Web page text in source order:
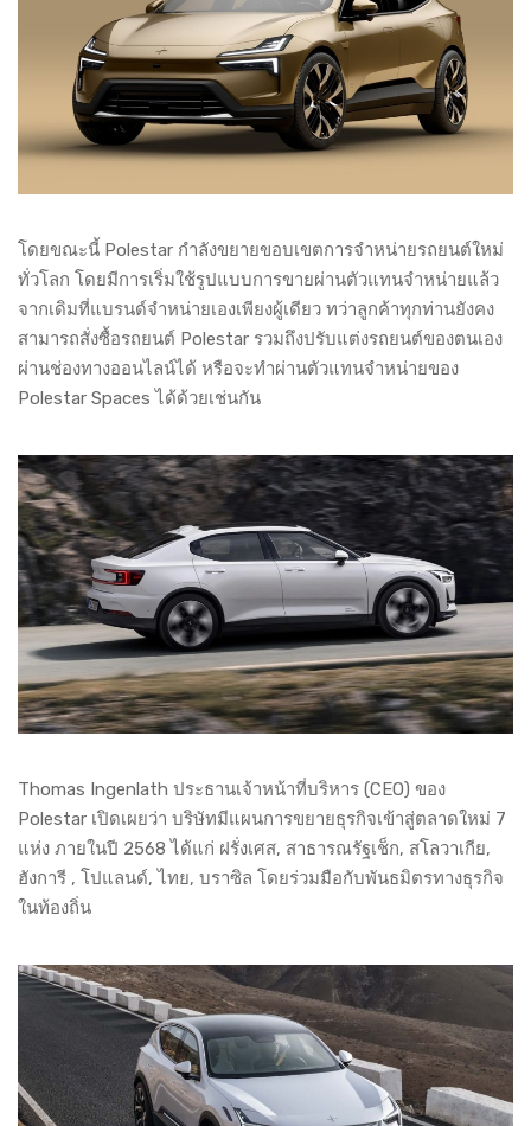
โดยขณะนี้ Polestar กำลังขยายขอบเขตการจำหน่ายรถยนต์ใหม่
ทั่วโลก โดยมีการเริ่มใช้รูปแบบการขายผ่านตัวแทนจำหน่ายแล้ว
จากเดิมที่แบรนด์จำหน่ายเองเพียงผู้เดียว ทว่าลูกค้าทุกท่านยังคง
สามารถสั่งซื้อรถยนต์ Polestar รวมถึงปรับแต่งรถยนต์ของตนเอง
ผ่านช่องทางออนไลน์ได้ หรือจะทำผ่านตัวแทนจำหน่ายของ
Polestar Spaces ได้ด้วยเช่นกัน
Thomas Ingenlath ประธานเจ้าหน้าที่บริหาร (CEO) ของ
Polestar เปิดเผยว่า บริษัทมีแผนการขยายธุรกิจเข้าสู่ตลาดใหม่ 7
แห่ง ภายในปี 2568 ได้แก่ ฝรั่งเศส, สาธารณรัฐเช็ก, สโลวาเกีย,
ฮังการี , โปแลนด์, ไทย, บราซิล โดยร่วมมือกับพันธมิตรทางธุรกิจ
ในท้องถิ่น